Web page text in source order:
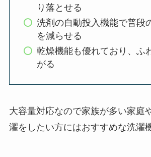
り落とせる
洗剤の自動投入機能で普段
を減らせる
乾燥機能も優れており、ふ
がる
大容量対応なので家族が多い家庭
濯をしたい方にはおすすめな洗濯